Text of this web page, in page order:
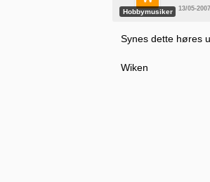
Hobbymusiker 13/05-
Synes dette høres
Wiken